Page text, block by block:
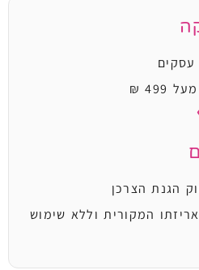
₪
הגנת הצרכן
המקורית וללא שימוש